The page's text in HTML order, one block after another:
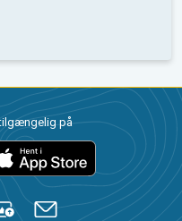
på